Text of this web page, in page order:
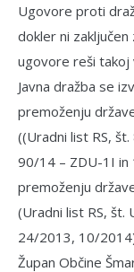
Ugovore proti
dokler ni
ugovore reši takoj
Javna dražba se
premoženju
((Uradni list RS,
90/14 – ZDU-1I in
premoženju
(Uradni list RS, št.
24/2013, 10/
Župan Občine